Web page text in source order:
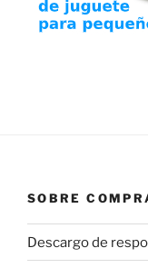
SOBRE
Descargo de